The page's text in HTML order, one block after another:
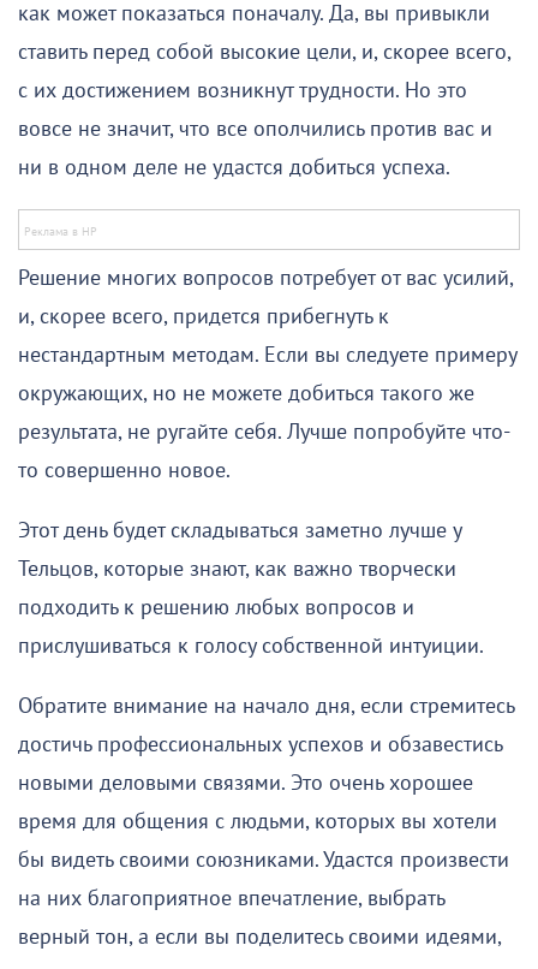
как может показаться поначалу. Да, вы привыкли
ставить перед собой высокие цели, и, скорее всего,
с их достижением возникнут трудности. Но это
вовсе не значит, что все ополчились против вас и
ни в одном деле не удастся добиться успеха.
Решение многих вопросов потребует от вас усилий,
и, скорее всего, придется прибегнуть к
нестандартным методам. Если вы следуете примеру
окружающих, но не можете добиться такого же
результата, не ругайте себя. Лучше попробуйте что-
то совершенно новое.
Этот день будет складываться заметно лучше у
Тельцов, которые знают, как важно творчески
подходить к решению любых вопросов и
прислушиваться к голосу собственной интуиции.
Обратите внимание на начало дня, если стремитесь
достичь профессиональных успехов и обзавестись
новыми деловыми связями. Это очень хорошее
время для общения с людьми, которых вы хотели
бы видеть своими союзниками. Удастся произвести
на них благоприятное впечатление, выбрать
верный тон, а если вы поделитесь своими идеями,